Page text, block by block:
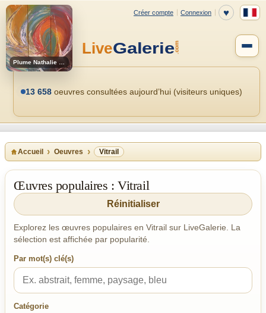
13 658 oeuvres consultées aujourd’hui (visiteurs uniques)
Accueil Oeuvres Vitrail
Œuvres populaires : Vitrail
Réinitialiser
Explorez les œuvres populaires en Vitrail sur LiveGalerie. La
sélection est affichée par popularité.
Par mot(s) clé(s)
Catégorie